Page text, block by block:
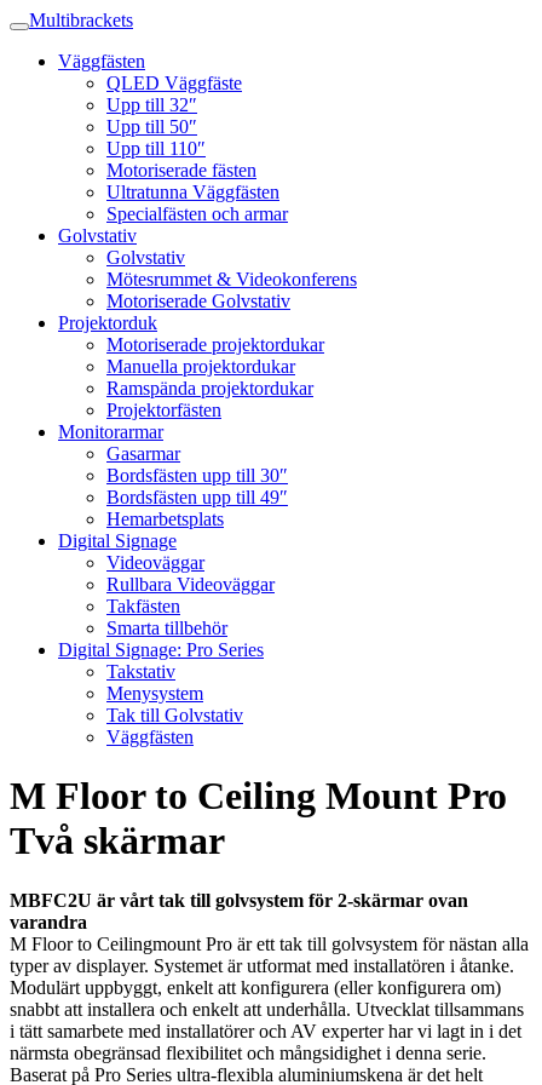
Multibrackets
Väggfästen
QLED Väggfäste
Upp till 32″
Upp till 50″
Upp till 110″
Motoriserade fästen
Ultratunna Väggfästen
Specialfästen och armar
Golvstativ
Golvstativ
Mötesrummet & Videokonferens
Motoriserade Golvstativ
Projektorduk
Motoriserade projektordukar
Manuella projektordukar
Ramspända projektordukar
Projektorfästen
Monitorarmar
Gasarmar
Bordsfästen upp till 30″
Bordsfästen upp till 49″
Hemarbetsplats
Digital Signage
Videoväggar
Rullbara Videoväggar
Takfästen
Smarta tillbehör
Digital Signage: Pro Series
Takstativ
Menysystem
Tak till Golvstativ
Väggfästen
M Floor to Ceiling Mount Pro
Två skärmar
MBFC2U är vårt tak till golvsystem för 2-skärmar ovan
varandra
M Floor to Ceilingmount Pro är ett tak till golvsystem för nästan alla
typer av displayer. Systemet är utformat med installatören i åtanke.
Modulärt uppbyggt, enkelt att konfigurera (eller konfigurera om)
snabbt att installera och enkelt att underhålla. Utvecklat tillsammans
i tätt samarbete med installatörer och AV experter har vi lagt in i det
närmsta obegränsad flexibilitet och mångsidighet i denna serie.
Baserat på Pro Series ultra-flexibla aluminiumskena är det helt